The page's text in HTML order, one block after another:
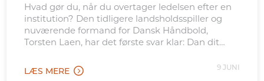
Hvad gør du, når du overtager ledelsen efter en
institution? Den tidligere landsholdsspiller og
nuværende formand for Dansk Håndbold,
Torsten Laen, har det første svar klar: Dan dit
uvisse.
LÆS MERE 9 JUNI